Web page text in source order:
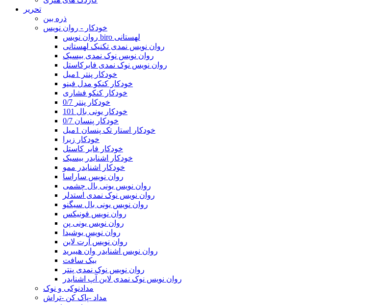
تحریر
ذره بین
خودکار - روان نویس
روان نویس biro لهستانی
روان نویس نمدی تکنیک لهستانی
روان نویس نوک نمدی بیسیک
روان نویس نوک نمدی فابرکاستل
خودکار پنتر 1میل
خودکار کنکو مدل فینو
خودکار کنکو فشاری
خودکار پنتر 0/7
خودکار یونی بال 101
خودکار پنسان 0/7
خودکار استار تک پنسان 1میل
خودکار زبرا
خودکار فابر کاستل
خودکار اشنایدر بیسیک
خودکار اشنایدر ممو
روان نویس ساراسا
روان نویس یونی بال چشمی
روان نویس نوک نمدی استدلر
روان نویس یونی بال سیگنو
روان نویس فونیکس
روان نویس یونی پن
روان نویس یوشیدا
روان نویس آرت لاین
روان نویس اشنایدر وان هیبرید
بیک سافت
روان نویس نوک نمدی پنتر
روان نویس نوک نمدی لاین آپ اشنایدر
مدادنوکی و نوک
مداد -پاک کن -تراش